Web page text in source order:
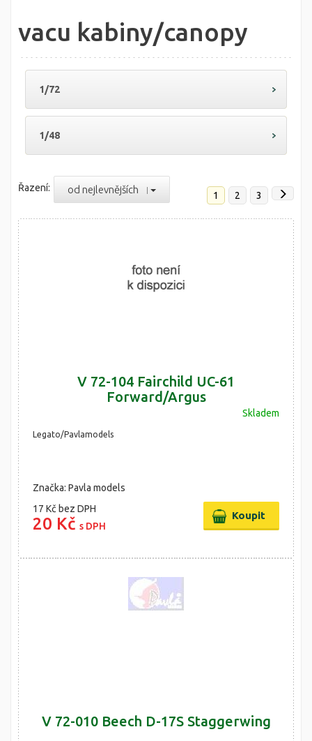
vacu kabiny/canopy
1/72
1/48
Řazení: od nejlevnějších 1 2 3
V 72-104 Fairchild UC-61
Forward/Argus
Skladem
Legato/Pavlamodels
Značka: Pavla models
17 Kč bez DPH
20 Kč s DPH
V 72-010 Beech D-17S Staggerwing